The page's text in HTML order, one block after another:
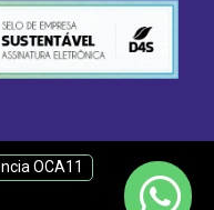
OCA11